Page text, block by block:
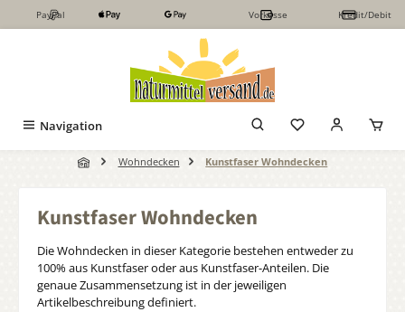
Zum Hauptinhalt springen
PayPal Vorkasse Kredit/Debit
Navigation
Wohndecken Kunstfaser Wohndecken
Kunstfaser Wohndecken
Die Wohndecken in dieser Kategorie bestehen entweder zu
100% aus Kunstfaser oder aus Kunstfaser-Anteilen. Die
genaue Zusammensetzung ist in der jeweiligen
Artikelbeschreibung definiert.